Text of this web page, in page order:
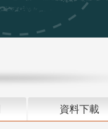
資料下載